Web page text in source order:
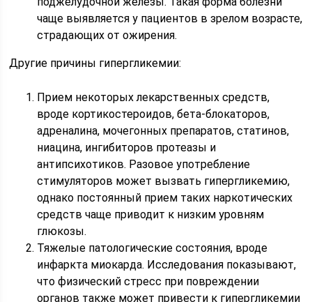
чаще выявляется у пациентов в зрелом возрасте,
страдающих от ожирения.
Другие причины гипергликемии:
Прием некоторых лекарственных средств,
вроде кортикостероидов, бета-блокаторов,
адреналина, мочегонных препаратов, статинов,
ниацина, ингибиторов протеазы и
антипсихотиков. Разовое употребление
стимуляторов может вызвать гипергликемию,
однако постоянный прием таких наркотических
средств чаще приводит к низким уровням
глюкозы.
Тяжелые патологические состояния, вроде
инфаркта миокарда. Исследования показывают,
что физический стресс при повреждении
органов также может привести к гипергликемии